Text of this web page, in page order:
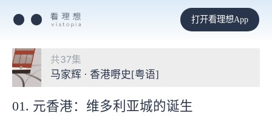
打开看理想App
共37集
马家辉 · 香港嘢史[粤语]
01. 元香港：维多利亚城的诞生